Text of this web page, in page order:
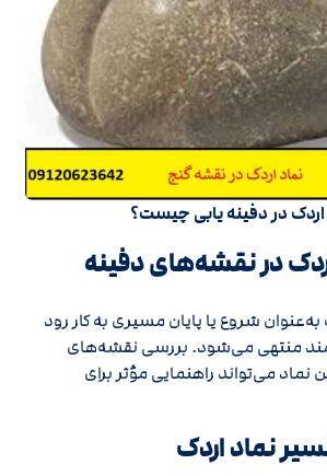
اردک در دفینه یابی چیست؟
در نقشه‌های دفینه
شروع یا پایان مسیری به کار رود
منتهی می‌شود. بررسی نقشه‌های
نماد می‌تواند راهنمایی مؤثر برای
نماد اردک